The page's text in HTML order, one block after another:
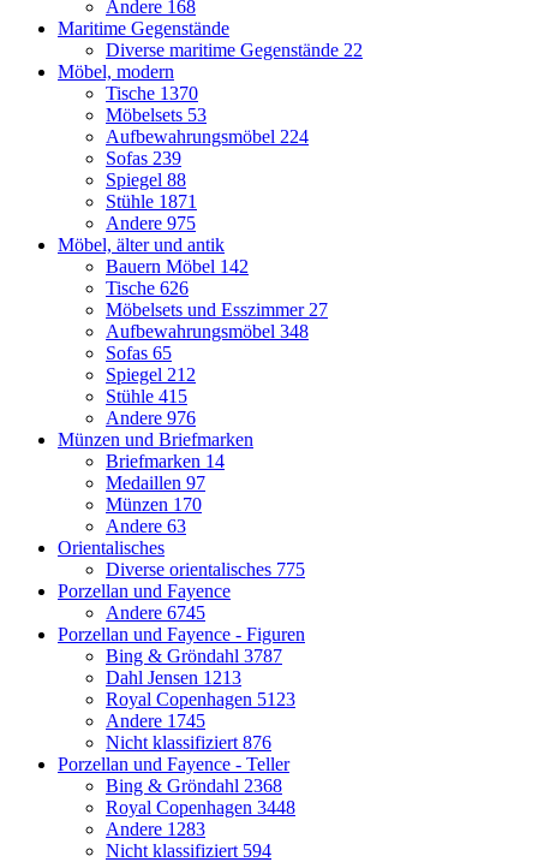
Andere 168
Maritime Gegenstände
Diverse maritime Gegenstände 22
Möbel, modern
Tische 1370
Möbelsets 53
Aufbewahrungsmöbel 224
Sofas 239
Spiegel 88
Stühle 1871
Andere 975
Möbel, älter und antik
Bauern Möbel 142
Tische 626
Möbelsets und Esszimmer 27
Aufbewahrungsmöbel 348
Sofas 65
Spiegel 212
Stühle 415
Andere 976
Münzen und Briefmarken
Briefmarken 14
Medaillen 97
Münzen 170
Andere 63
Orientalisches
Diverse orientalisches 775
Porzellan und Fayence
Andere 6745
Porzellan und Fayence - Figuren
Bing & Gröndahl 3787
Dahl Jensen 1213
Royal Copenhagen 5123
Andere 1745
Nicht klassifiziert 876
Porzellan und Fayence - Teller
Bing & Gröndahl 2368
Royal Copenhagen 3448
Andere 1283
Nicht klassifiziert 594